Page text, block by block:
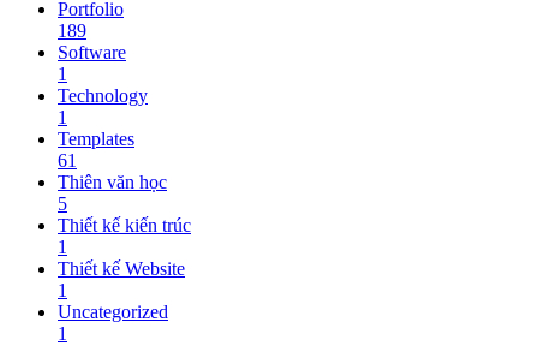
Portfolio
189
Software
1
Technology
1
Templates
61
Thiên văn học
5
Thiết kế kiến trúc
1
Thiết kế Website
1
Uncategorized
1